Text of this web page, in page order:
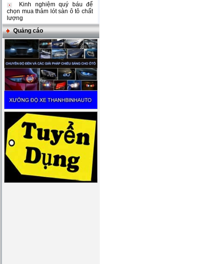
Kinh nghiệm quý báu để
chọn mua thảm lót sàn ô tô chất
lượng
Quảng cáo